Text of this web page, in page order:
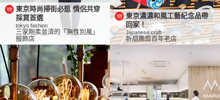
東京時尚掃街必逛 情侶共穿
採買首選
tokyo fashion
三家剛柔並濟的「無性別風」
服飾店
東京濃濃和風工藝紀念品帶
回家！
Japanese craft
折扇團扇百年老店